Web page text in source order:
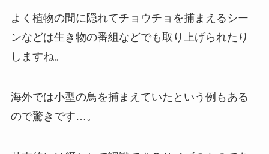
よく植物の間に隠れてチョウチョを捕まえるシー
ンなどは生き物の番組などでも取り上げられたり
しますね。
海外では小型の鳥を捕まえていたという例もある
ので驚きです…。